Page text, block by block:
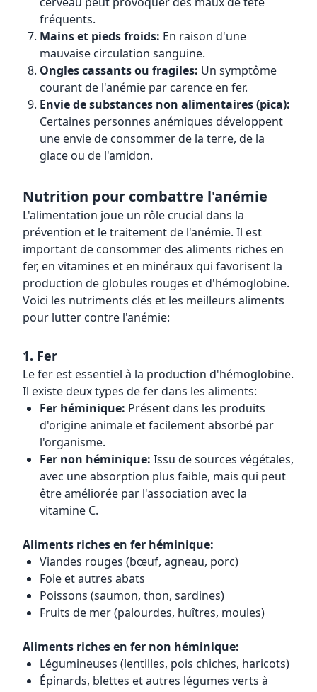
fréquents.
Mains et pieds froids: En raison d'une
mauvaise circulation sanguine.
Ongles cassants ou fragiles: Un symptôme
courant de l'anémie par carence en fer.
Envie de substances non alimentaires (pica):
Certaines personnes anémiques développent
une envie de consommer de la terre, de la
glace ou de l'amidon.
Nutrition pour combattre l'anémie
L'alimentation joue un rôle crucial dans la
prévention et le traitement de l'anémie. Il est
important de consommer des aliments riches en
fer, en vitamines et en minéraux qui favorisent la
production de globules rouges et d'hémoglobine.
Voici les nutriments clés et les meilleurs aliments
pour lutter contre l'anémie:
1. Fer
Le fer est essentiel à la production d'hémoglobine.
Il existe deux types de fer dans les aliments:
Fer héminique: Présent dans les produits
d'origine animale et facilement absorbé par
l'organisme.
Fer non héminique: Issu de sources végétales,
avec une absorption plus faible, mais qui peut
être améliorée par l'association avec la
vitamine C.
Aliments riches en fer héminique:
Viandes rouges (bœuf, agneau, porc)
Foie et autres abats
Poissons (saumon, thon, sardines)
Fruits de mer (palourdes, huîtres, moules)
Aliments riches en fer non héminique:
Légumineuses (lentilles, pois chiches, haricots)
Épinards, blettes et autres légumes verts à